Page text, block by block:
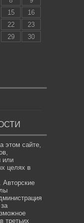
15
16
22
23
29
30
этом сайте,
или
целях в
Авторские
третьих